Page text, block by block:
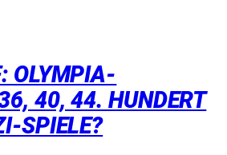
OLYMPIA­
40, 44. HUNDERT
SPIELE?